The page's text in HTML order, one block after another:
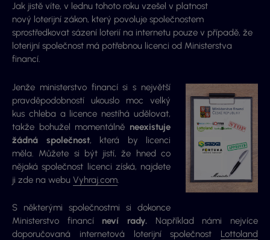
Jak jistě víte, v lednu tohoto roku vzešel v platnost
nový loterijní zákon, který povoluje společnostem
sprostředkovat sázení loterií na internetu pouze v případě, že
loterijní společnost má potřebnou licenci od Ministerstva
financí.
Jenže ministerstvo financí si s největší
pravděpodobností ukouslo moc velký
kus chleba a licence nestíhá udělovat,
takže bohužel momentálně neexistuje
žádná společnost, která by licenci
měla. Můžete si být jistí, že hned co
nějaká společnost licenci získá, najdete
ji zde na webu Vyhraj.com.
S některými společnostmi si dokonce
Ministerstvo financí neví rady. Například námi nejvíce
doporučovaná internetová loterijní společnost Lottoland